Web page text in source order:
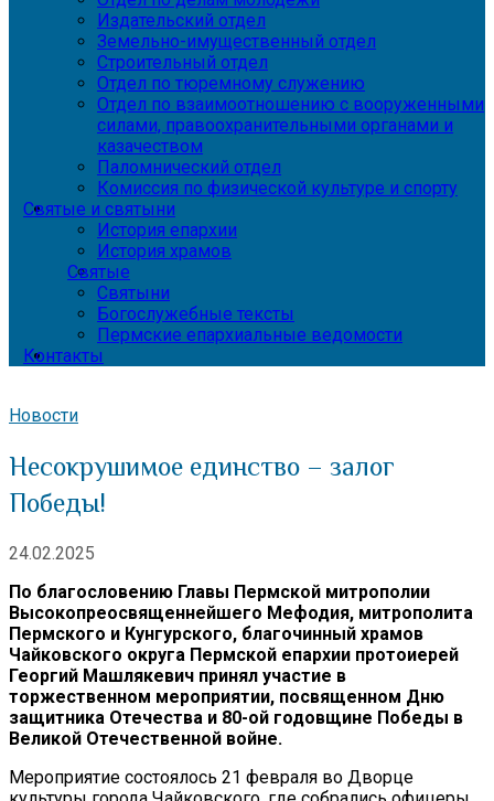
Издательский отдел
Земельно-имущественный отдел
Строительный отдел
Отдел по тюремному служению
Отдел по взаимоотношению с вооруженными
силами, правоохранительными органами и
казачеством
Паломнический отдел
Комиссия по физической культуре и спорту
Святые и святыни
История епархии
История храмов
Святые
Святыни
Богослужебные тексты
Пермские епархиальные ведомости
Контакты
Новости
Несокрушимое единство – залог
Победы!
24.02.2025
По благословению Главы Пермской митрополии
Высокопреосвященнейшего Мефодия, митрополита
Пермского и Кунгурского, благочинный храмов
Чайковского округа Пермской епархии протоиерей
Георгий Машлякевич принял участие в
торжественном мероприятии, посвященном Дню
защитника Отечества и 80-ой годовщине Победы в
Великой Отечественной войне.
Мероприятие состоялось 21 февраля во Дворце